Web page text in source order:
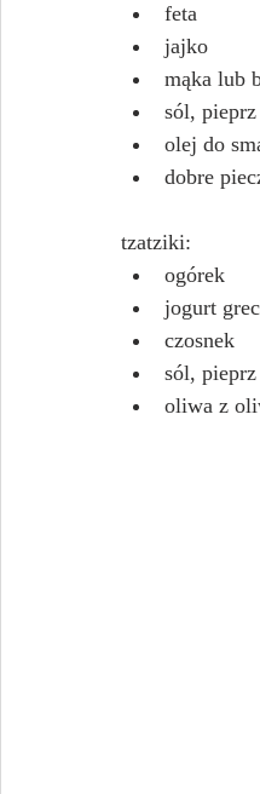
feta
jajko
mąka lub
sól, pieprz
olej do
dobre
tzatziki:
ogórek
jogurt
czosnek
sól, pieprz
oliwa z